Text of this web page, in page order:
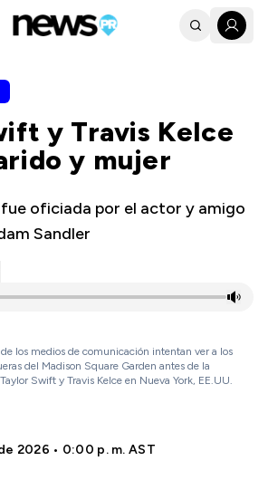
menu
y Travis Kelce
y mujer
oficiada por el actor y amigo
Sandler
los medios de comunicación intentan ver a los
del Madison Square Garden antes de la
Swift y Travis Kelce en Nueva York, EE.UU.
2026 • 0:00 p. m. AST